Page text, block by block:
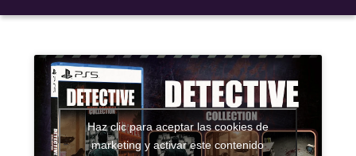
Haz clic para aceptar las cookies de
marketing y activar este contenido
Nuestras redes: